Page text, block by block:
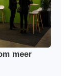
meer